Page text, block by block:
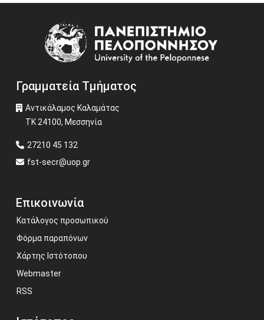
Γραμματεία Τμήματος
Αντικάλαμος Καλαμάτας
ΤΚ 24100, Μεσσηνία
27210 45 132
fst-secr@uop.gr
Επικοινωνία
Κατάλογος προσωπικού
Φόρμα παραπόνων
Χάρτης Ιστότοπου
Webmaster
RSS